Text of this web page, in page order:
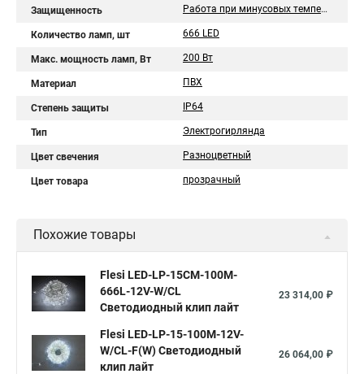
Защищенность Работа при минусовых температурах
Количество ламп, шт 666 LED
Макс. мощность ламп, Вт 200 Вт
Материал ПВХ
Степень защиты IP64
Тип Электрогирлянда
Цвет свечения Разноцветный
Цвет товара прозрачный
Похожие товары
Flesi LED-LP-15СМ-100M-
666L-12V-W/CL
Светодиодный клип лайт
23 314,00 ₽
Flesi LED-LP-15-100M-12V-
W/CL-F(W) Светодиодный
клип лайт
26 064,00 ₽